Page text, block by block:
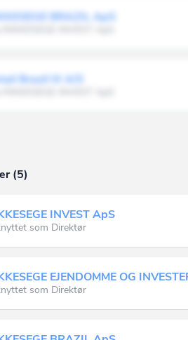
BRAZIL ApS
Brazil III A/S
(5)
INVEST ApS
som Direktør
EJENDOMME OG
som Direktør